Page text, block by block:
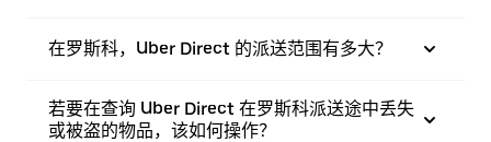
在罗斯科，Uber Direct 的派送范围有多大？
若要在查询 Uber Direct 在罗斯科派送途中丢失
或被盗的物品，该如何操作？